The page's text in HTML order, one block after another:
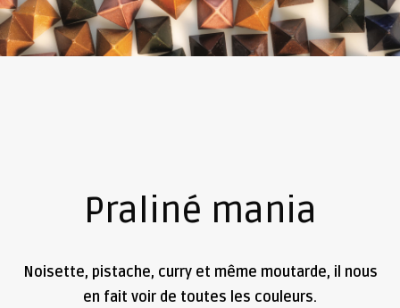
Praliné mania
Noisette, pistache, curry et même moutarde, il nous
en fait voir de toutes les couleurs.